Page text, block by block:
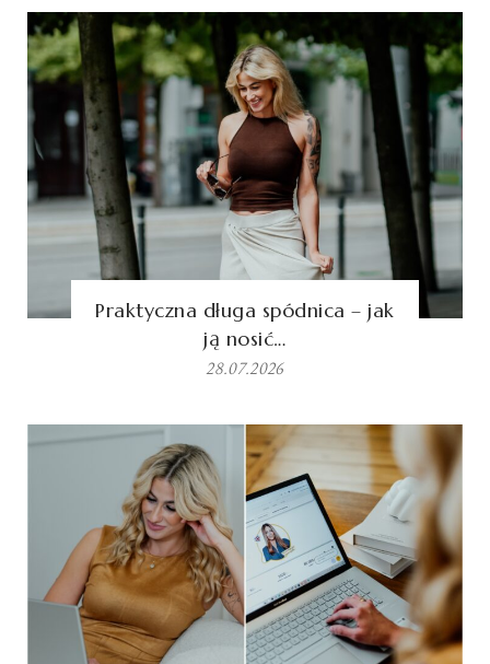
Praktyczna długa spódnica – jak
ją nosić…
28.07.2026